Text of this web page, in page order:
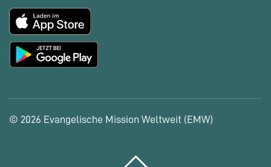
© 2026 Evangelische Mission Weltweit (EMW)